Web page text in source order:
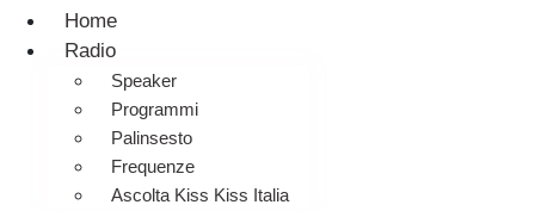
Home
Radio
Speaker
Programmi
Palinsesto
Frequenze
Ascolta Kiss Kiss Italia